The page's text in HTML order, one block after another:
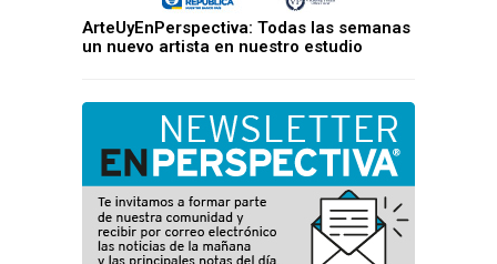
ArteUyEnPerspectiva: Todas las semanas
un nuevo artista en nuestro estudio